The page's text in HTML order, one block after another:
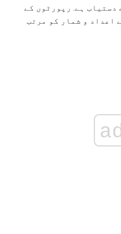
دستیاب ہے. رپورٹوں کے
اعداد و شمار کو مرتب
ad